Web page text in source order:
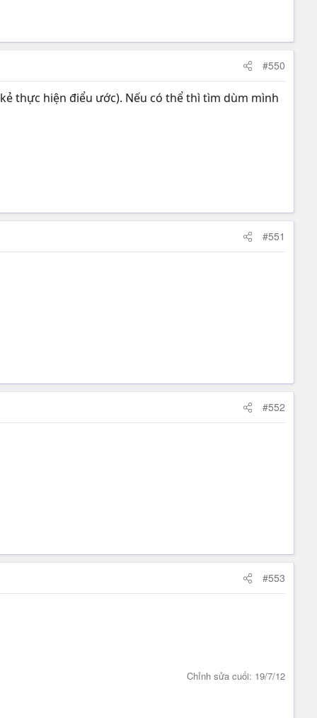
#550
thực hiện điểu ước). Nếu có thể thì tìm dùm mình
#551
#552
#553
Chỉnh sửa cuối: 19/7/12